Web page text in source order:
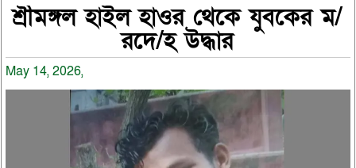
শ্রীমঙ্গল হাইল হাওর থেকে যুবকের ম/
রদে/হ উদ্ধার
May 14, 2026,